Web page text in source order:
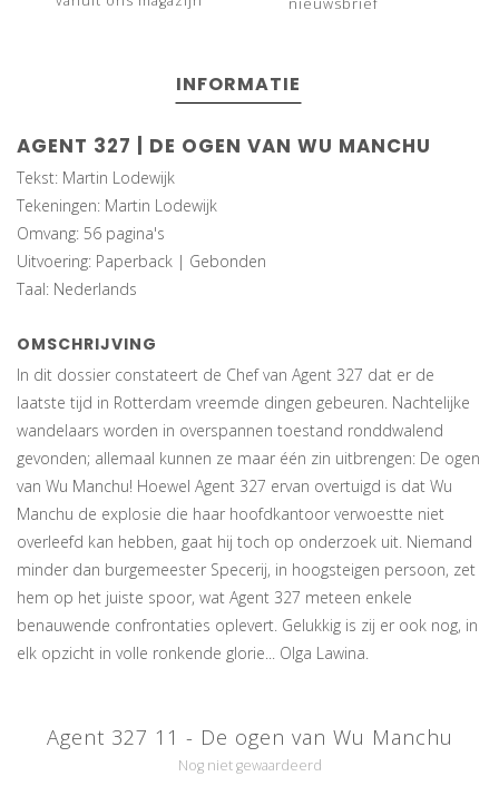
nieuwsbrief
INFORMATIE
AGENT 327 | DE OGEN VAN WU MANCHU
Tekst: Martin Lodewijk
Tekeningen: Martin Lodewijk
Omvang: 56 pagina's
Uitvoering: Paperback | Gebonden
Taal: Nederlands
OMSCHRIJVING
In dit dossier constateert de Chef van Agent 327 dat er de
laatste tijd in Rotterdam vreemde dingen gebeuren. Nachtelijke
wandelaars worden in overspannen toestand ronddwalend
gevonden; allemaal kunnen ze maar één zin uitbrengen: De ogen
van Wu Manchu! Hoewel Agent 327 ervan overtuigd is dat Wu
Manchu de explosie die haar hoofdkantoor verwoestte niet
overleefd kan hebben, gaat hij toch op onderzoek uit. Niemand
minder dan burgemeester Specerij, in hoogsteigen persoon, zet
hem op het juiste spoor, wat Agent 327 meteen enkele
benauwende confrontaties oplevert. Gelukkig is zij er ook nog, in
elk opzicht in volle ronkende glorie... Olga Lawina.
Agent 327 11 - De ogen van Wu Manchu
Nog niet gewaardeerd